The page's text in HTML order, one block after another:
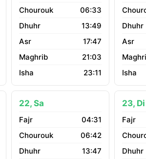
06:33
13:49
17:47
21:03
23:11
22, Sa
04:31
06:42
13:47
23, Di